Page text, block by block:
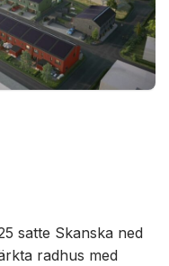
satte Skanska ned
radhus med